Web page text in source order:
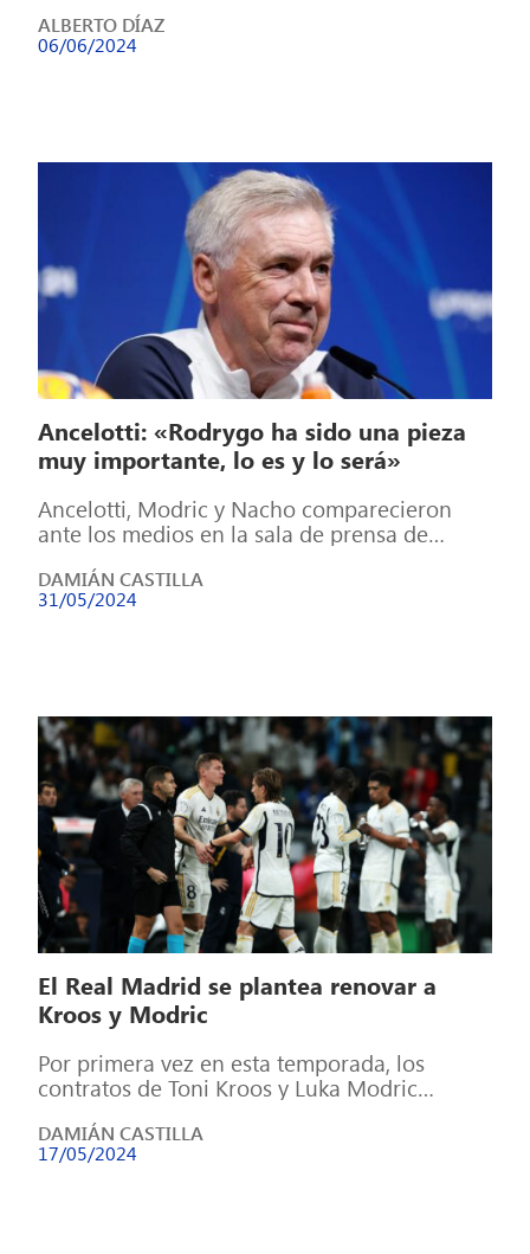
ALBERTO DÍAZ
06/06/2024
Ancelotti: «Rodrygo ha sido una pieza
muy importante, lo es y lo será»
Ancelotti, Modric y Nacho comparecieron
ante los medios en la sala de prensa de
DAMIÁN CASTILLA
31/05/2024
El Real Madrid se plantea renovar a
Kroos y Modric
Por primera vez en esta temporada, los
contratos de Toni Kroos y Luka Modric
DAMIÁN CASTILLA
17/05/2024